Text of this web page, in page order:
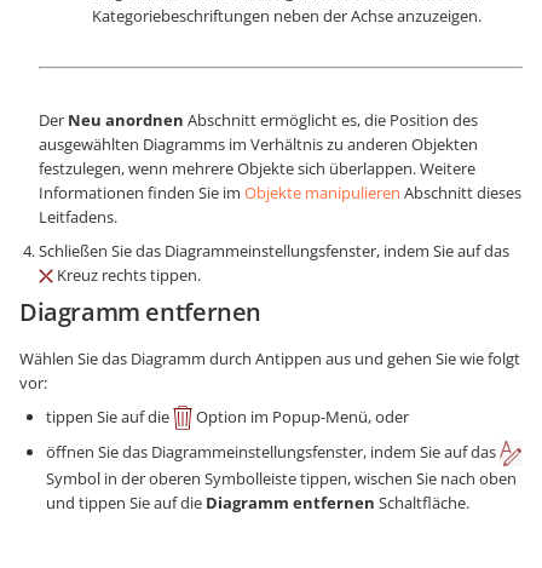
Kategoriebeschriftungen neben der Achse anzuzeigen.
Der Neu anordnen Abschnitt ermöglicht es, die Position des
ausgewählten Diagramms im Verhältnis zu anderen Objekten
festzulegen, wenn mehrere Objekte sich überlappen. Weitere
Informationen finden Sie im Objekte manipulieren Abschnitt dieses
Leitfadens.
Schließen Sie das Diagrammeinstellungsfenster, indem Sie auf das
Kreuz rechts tippen.
Diagramm entfernen
Wählen Sie das Diagramm durch Antippen aus und gehen Sie wie folgt
vor:
tippen Sie auf die
Option im Popup-Menü, oder
öffnen Sie das Diagrammeinstellungsfenster, indem Sie auf das
Symbol in der oberen Symbolleiste tippen, wischen Sie nach oben
und tippen Sie auf die Diagramm entfernen Schaltfläche.